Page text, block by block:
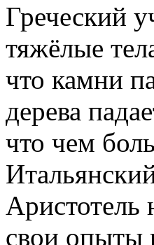
Греческий
тяжёлые
что камни
дерева
что чем
Аристотель
свои опыты